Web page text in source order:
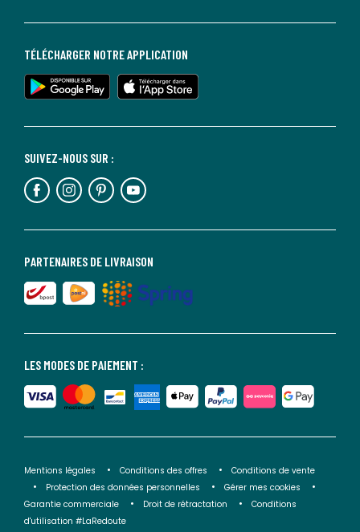
LES MODES DE PAIEMENT :
PARTENAIRES DE LIVRAISON
SUIVEZ-NOUS SUR :
TÉLÉCHARGER NOTRE APPLICATION
Mentions légales Conditions des offres
Conditions de vente
Protection des données personnelles
Gérer mes cookies
Garantie commerciale
Droit de rétractation
Conditions
d'utilisation #LaRedoute